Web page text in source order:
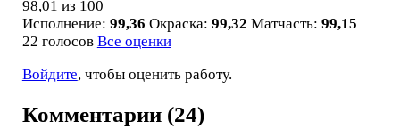
98,01 из 100
Исполнение: 99,36 Окраска: 99,32 Матчасть: 99,15
22 голосов Все оценки
Войдите, чтобы оценить работу.
Комментарии (24)